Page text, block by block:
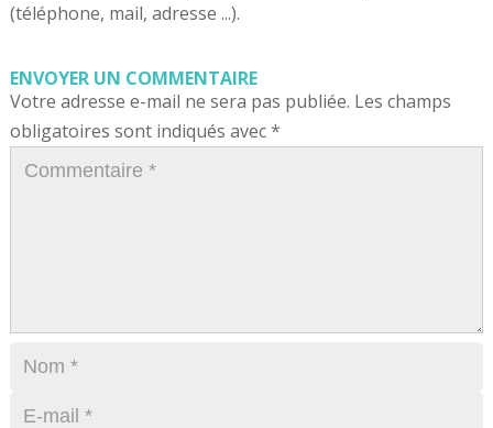
(téléphone, mail, adresse ...).
ENVOYER UN COMMENTAIRE
Votre adresse e-mail ne sera pas publiée. Les champs
obligatoires sont indiqués avec*